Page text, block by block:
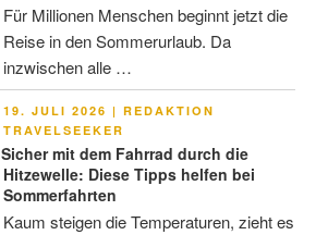
Für Millionen Menschen beginnt jetzt die
Reise in den Sommerurlaub. Da
inzwischen alle …
VERÖFFENTLICHT
AM
19. JULI 2026 | REDAKTION
TRAVELSEEKER
Sicher mit dem Fahrrad durch die
Hitzewelle: Diese Tipps helfen bei
Sommerfahrten
Kaum steigen die Temperaturen, zieht es